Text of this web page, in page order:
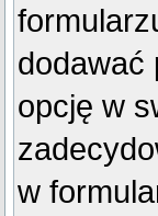
dodawać
opcję w
w